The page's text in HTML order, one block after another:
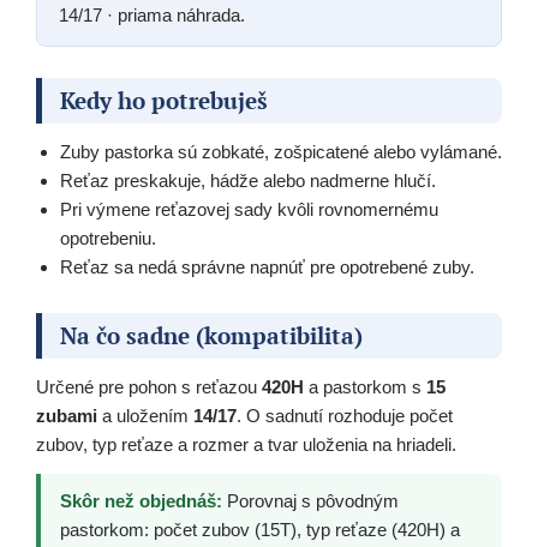
14/17 · priama náhrada.
Kedy ho potrebuješ
Zuby pastorka sú zobkaté, zošpicatené alebo vylámané.
Reťaz preskakuje, hádže alebo nadmerne hlučí.
Pri výmene reťazovej sady kvôli rovnomernému
opotrebeniu.
Reťaz sa nedá správne napnúť pre opotrebené zuby.
Na čo sadne (kompatibilita)
Určené pre pohon s reťazou 420H a pastorkom s 15
zubami a uložením 14/17. O sadnutí rozhoduje počet
zubov, typ reťaze a rozmer a tvar uloženia na hriadeli.
Skôr než objednáš: Porovnaj s pôvodným
pastorkom: počet zubov (15T), typ reťaze (420H) a